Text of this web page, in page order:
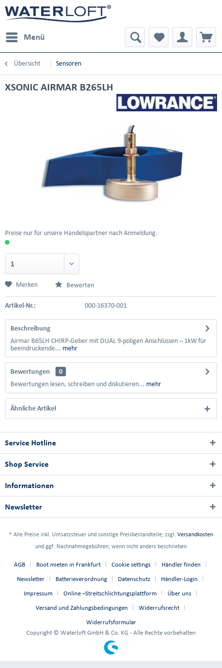
Menü
Übersicht Sensoren
XSONIC AIRMAR B265LH
Preise nur für unsere Handelspartner nach Anmeldung.
Merken Bewerten
Artikel-Nr.: 000-16370-001
Beschreibung
Airmar B65LH CHIRP-Geber mit DUAL 9-poligen Anschlüssen – 1kW für
beeindruckende... mehr
Bewertungen
0
Bewertungen lesen, schreiben und diskutieren... mehr
Ähnliche Artikel
Service Hotline
Shop Service
Informationen
Newsletter
* Alle Preise inkl. Umsatzsteuer und sonstige Preisbestandteile; zzgl. Versandkosten
und ggf. Nachnahmegebühren, wenn nicht anders beschrieben
AGB Boot mieten in Frankfurt Cookie settings Händler finden
Newsletter Batterieverordnung Datenschutz Händler-Login
Impressum Online –Streitschlichtungsplattform Über uns
Versand und Zahlungsbedingungen Widerrufsrecht
Widerrufsformular
Copyright © Waterloft GmbH & Co. KG - Alle Rechte vorbehalten